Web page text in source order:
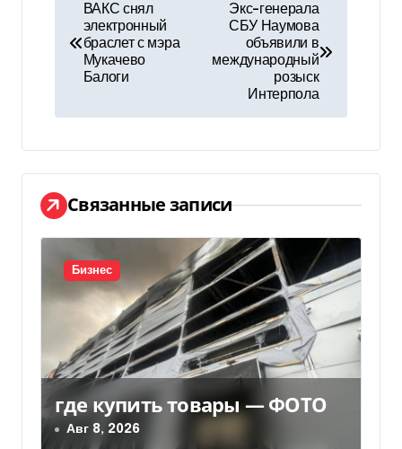
и
г
а
ц
и
я
о
з
ВАКС снял
электронный
браслет с мэра
Мукачево
Балоги
Экс-генерала
СБУ Наумова
объявили в
международный
розыск
Интерпола
Связанные записи
Бизнес
где купить товары — ФОТО
Авг 8, 2026